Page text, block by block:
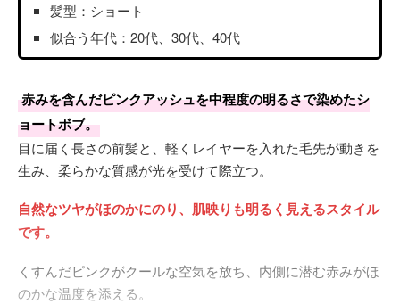
髪型：ショート
似合う年代：20代、30代、40代
赤みを含んだピンクアッシュを中程度の明るさで染めたシ
ョートボブ。
目に届く長さの前髪と、軽くレイヤーを入れた毛先が動きを
生み、柔らかな質感が光を受けて際立つ。
自然なツヤがほのかにのり、肌映りも明るく見えるスタイル
です。
くすんだピンクがクールな空気を放ち、内側に潜む赤みがほ
のかな温度を添える。